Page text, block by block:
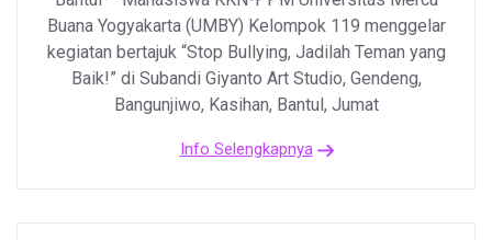
Buana Yogyakarta (UMBY) Kelompok 119 menggelar
kegiatan bertajuk “Stop Bullying, Jadilah Teman yang
Baik!” di Subandi Giyanto Art Studio, Gendeng,
Bangunjiwo, Kasihan, Bantul, Jumat
Info Selengkapnya